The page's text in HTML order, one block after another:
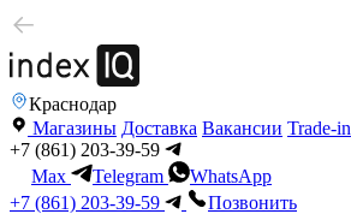
Краснодар
Магазины Доставка Вакансии Trade-in
+7 (861) 203-39-59
Max
Telegram
WhatsApp
+7 (861) 203-39-59
Позвонить